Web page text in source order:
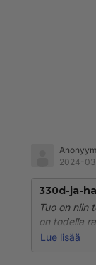
2024-
330d-ja-
Tuo on niin
on todella
Lue lisää